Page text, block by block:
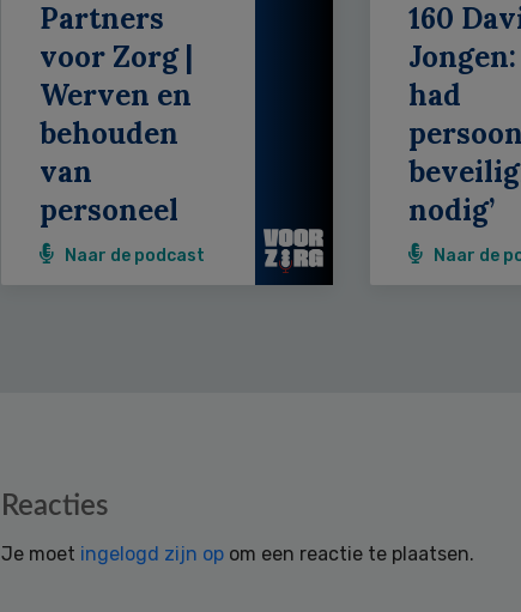
Partners
voor Zorg |
Werven en
behouden
van
personeel
Naar de podcast
160
Jongen:
had
nodig’
Naar de
Reacties
Je moet ingelogd zijn op om een reactie te plaatsen.